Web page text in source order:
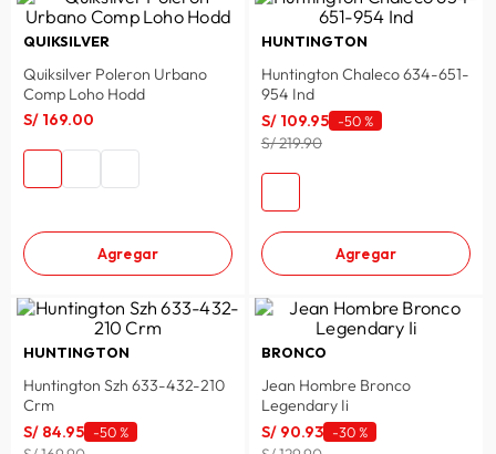
QUIKSILVER
Quiksilver Poleron Urbano
Comp Loho Hodd
S/ 169.00
Agregar
HUNTINGTON
Huntington Chaleco 634-651-
954 Ind
S/ 109.95 -50 %
S/ 219.90
Agregar
HUNTINGTON
Huntington Szh 633-432-210
Crm
S/ 84.95 -50 %
BRONCO
Jean Hombre Bronco
Legendary Ii
S/ 90.93 -30 %